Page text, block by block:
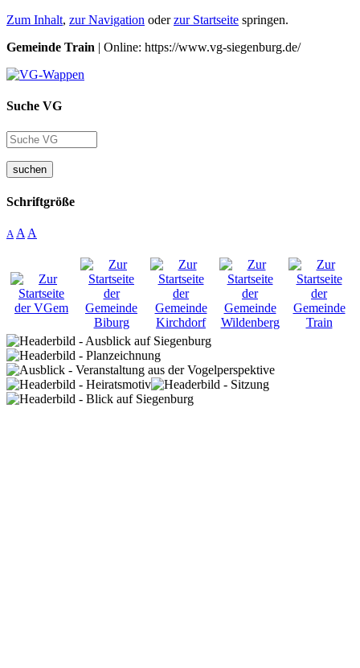
Zum Inhalt, zur Navigation oderzur Startseite springen.
Gemeinde Train | Online: https://www.vg-siegenburg.de/
Suche VG
suchen
Schriftgröße
A A A